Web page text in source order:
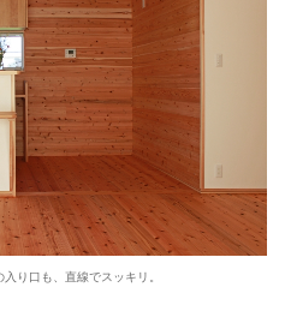
り口も、直線でスッキリ。